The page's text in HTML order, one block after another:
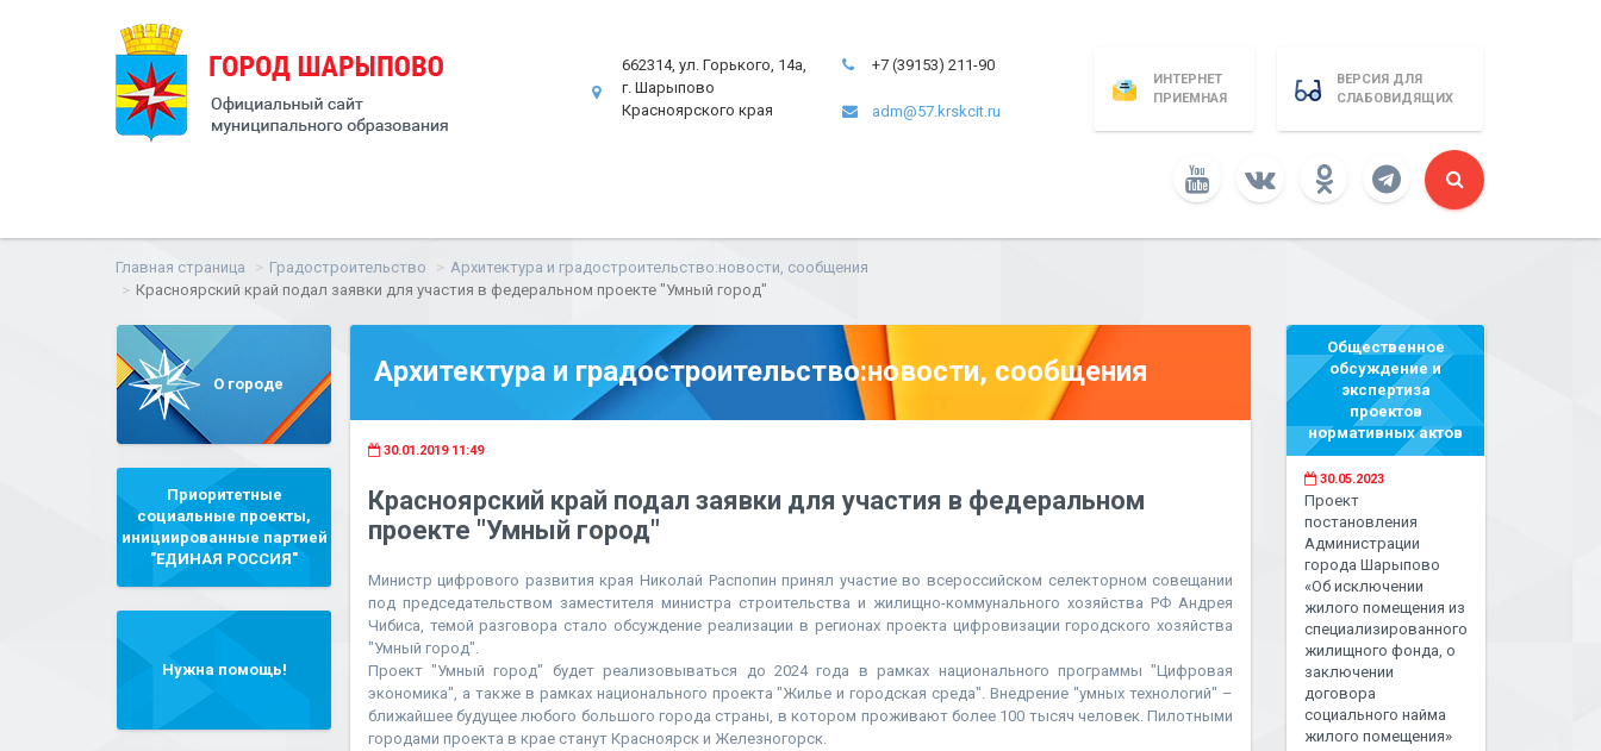
662314, ул. Горького, 14а,
г. Шарыпово
Красноярского края
+7 (39153) 211-90
adm@57.krskcit.ru
ИНТЕРНЕТ
ПРИЕМНАЯ
ВЕРСИЯ ДЛЯ
СЛАБОВИДЯЩИХ
Главная страница Градостроительство
Архитектура и градостроительство:новости, сообщения
Красноярский край подал заявки для участия в федеральном проекте "Умный город"
О городе
Приоритетные
социальные проекты,
инициированные партией
"ЕДИНАЯ РОССИЯ"
Нужна помощь!
Архитектура и градостроительство:новости, сообщения
30.01.2019 11:49
Красноярский край подал заявки для участия в федеральном
проекте "Умный город"
Министр цифрового развития края Николай Распопин принял участие во всероссийском селекторном совещании
под председательством заместителя министра строительства и жилищно-коммунального хозяйства РФ Андрея
Чибиса, темой разговора стало обсуждение реализации в регионах проекта цифровизации городского хозяйства
"Умный город".
Проект "Умный город" будет реализовываться до 2024 года в рамках национального программы "Цифровая
экономика", а также в рамках национального проекта "Жилье и городская среда". Внедрение "умных технологий" –
ближайшее будущее любого большого города страны, в котором проживают более 100 тысяч человек. Пилотными
городами проекта в крае станут Красноярск и Железногорск.
Общественное
обсуждение и
экспертиза
проектов
нормативных актов
30.05.2023
Проект
постановления
Администрации
города Шарыпово
«Об исключении
жилого помещения из
специализированного
жилищного фонда, о
заключении
договора
социального найма
жилого помещения»